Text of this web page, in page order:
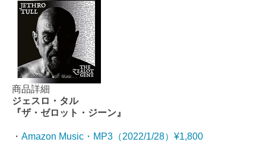
商品詳細
ジェスロ・タル
『ザ・ゼロット・ジーン』
・ Amazon Music・MP3（2022/1/28）¥1,800